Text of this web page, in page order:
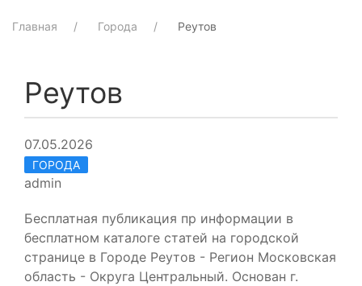
Главная Города Реутов
Реутов
07.05.2026
ГОРОДА
admin
Бесплатная публикация пр информации в
бесплатном каталоге статей на городской
странице в Городе Реутов - Регион Московская
область - Округа Центральный. Основан г.